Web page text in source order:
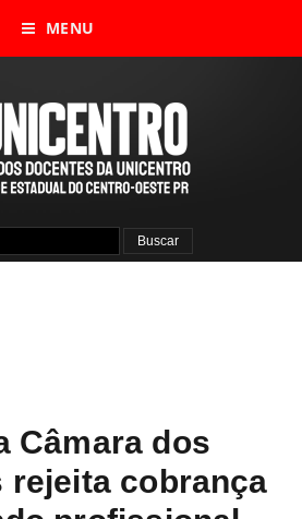
MENU
Câmara dos
rejeita cobrança